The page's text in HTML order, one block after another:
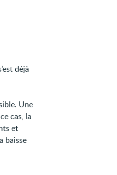
déjà
Une
cas, la
et
baisse